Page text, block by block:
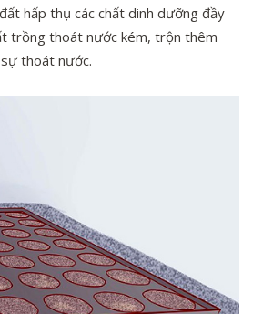
hấp thụ các chất dinh dưỡng đầy
trồng thoát nước kém, trộn thêm
thoát nước.